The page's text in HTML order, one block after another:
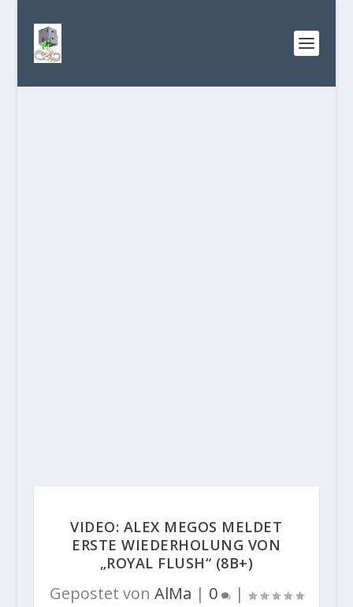
VIDEO: ALEX MEGOS MELDET
ERSTE WIEDERHOLUNG VON
„ROYAL FLUSH“ (8B+)
Gepostet von AlMa | 0 |